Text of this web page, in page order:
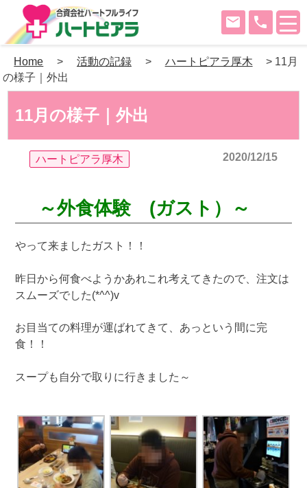
Skip
to
phone
mail
Home > 活動の記録 > ハートピアラ厚木 > 11月
の様子｜外出
11月の様子｜外出
2020/12/15
ハートピアラ厚木
～外食体験 (ガスト）～
やって来ましたガスト！！
昨日から何食べようかあれこれ考えてきたので、注文は
スムーズでした(*^^)v
お目当ての料理が運ばれてきて、あっという間に完
食！！
スープも自分で取りに行きました～